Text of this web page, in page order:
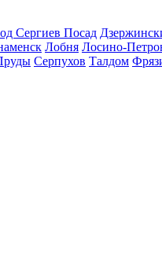
Сергиев Посад
Лобня Лосино-
Серпухов Талдом